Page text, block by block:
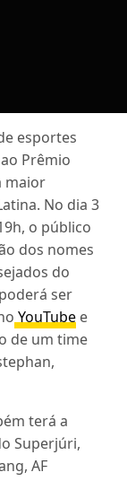
esportes
Prêmio
maior
No dia 3
o público
dos nomes
do
ser
YouTube e
de um time
terá a
Superjúri,
AF